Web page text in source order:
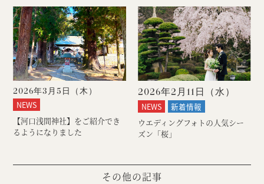
2026年3月5日（木 ）
NEWS
【河口浅間神社】をご紹介でき
るようになりました
2026年2月11日（水）
NEWS
新着情報
ウエディングフォトの人気シー
ズン「桜」
その他の記事